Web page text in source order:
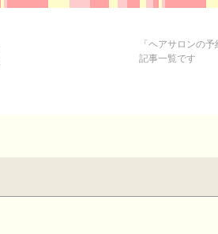
「ヘアサロンの
記事一覧です